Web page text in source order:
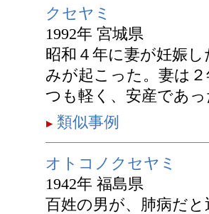
クセヤミ
1992年 宮城県
昭和４年に妻が妊娠
みが起こった。妻は
つも軽く、安産であ
類似事例
オトコノクセヤミ
1942年 福島県
百姓の男が、肺病だ